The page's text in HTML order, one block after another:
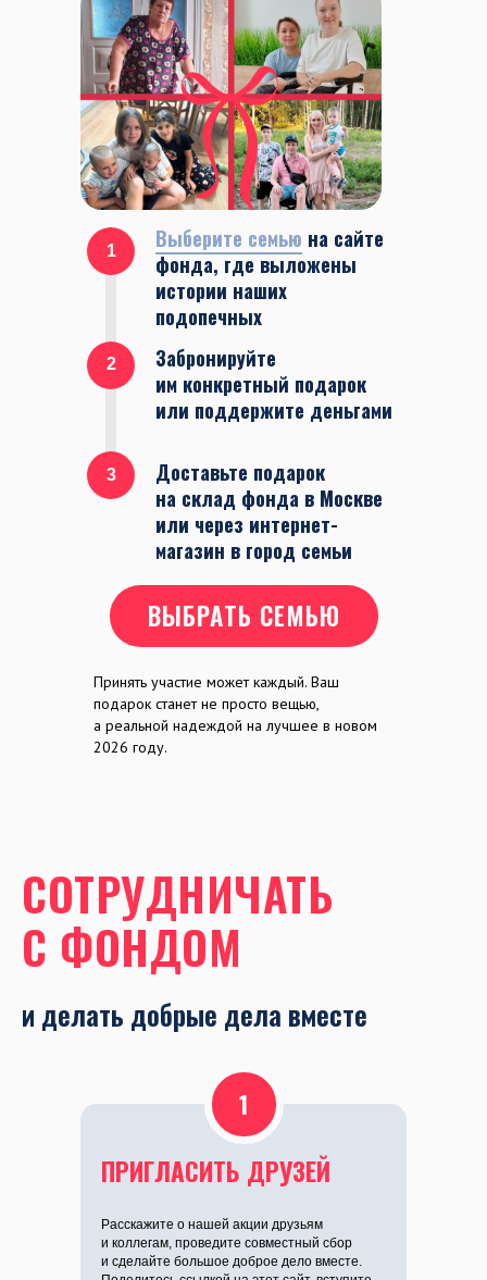
1 Выберите семью на сайте
фонда, где выложены
истории наших
подопечных
2
Забронируйте
им конкретный подарок
или поддержите деньгами
3
Доставьте подарок
на склад фонда в Москве
или через интернет-
магазин в город семьи
Принять участие может каждый. Ваш
подарок станет не просто вещью,
а реальной надеждой на лучшее в новом
2026 году.
ВЫБРАТЬ СЕМЬЮ
СОТРУДНИЧАТЬ
С ФОНДОМ
и делать добрые дела вместе
ПРИГЛАСИТЬ ДРУЗЕЙ
Расскажите о нашей акции друзьям
и коллегам, проведите совместный сбор
и сделайте большое доброе дело вместе.
1